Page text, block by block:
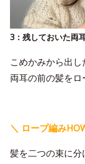
3：残しておいた両
こめかみから出
両耳の前の髪をロ
＼ ロープ編み
髪を二つの束に